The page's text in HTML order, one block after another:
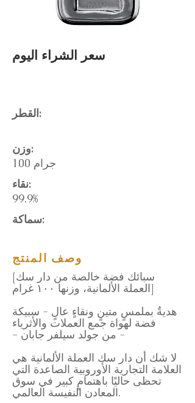
سعر الشراء اليوم
القطر:
وزن:
100 جرام
نقاء:
99.9%
سماكة:
وصف المنتج
[سبائك فضة خالصة من دار سك
العملة الألمانية، وزنها ١٠٠ غرام]
هديةٌ بملمسٍ متينٍ ونقاءٍ عالٍ - سبيكة
فضة لهواة جمع العملات والأثرياء
- من جولد سيلفر جابان -
لا شك أن دار سك العملة الألمانية هي
العلامة التجارية الأوروبية الصاعدة التي
تحظى حاليًا باهتمامٍ كبير في سوق
المعادن النفيسة العالمي.